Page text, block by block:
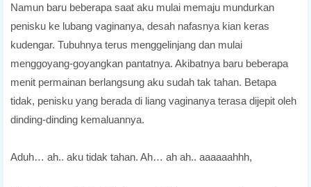
Namun baru beberapa saat aku mulai memaju mundurkan
penisku ke lubang vaginanya, desah nafasnya kian keras
kudengar. Tubuhnya terus menggelinjang dan mulai
menggoyang-goyangkan pantatnya. Akibatnya baru beberapa
menit permainan berlangsung aku sudah tak tahan. Betapa
tidak, penisku yang berada di liang vaginanya terasa dijepit oleh
dinding-dinding kemaluannya.
Aduh… ah.. aku tidak tahan. Ah… ah ah.. aaaaaahhh,